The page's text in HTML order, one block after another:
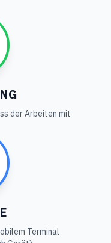
der Arbeiten mit
Terminal